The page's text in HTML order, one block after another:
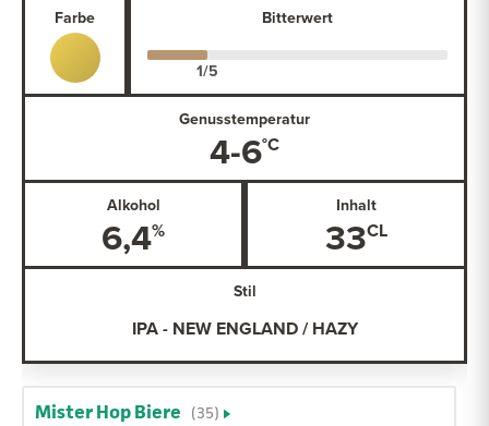
Farbe Bitterwert
Genusstemperatur
4-6
Alkohol
6,4
Inhalt
33
Stil
IPA - NEW ENGLAND / HAZY
Mister Hop Biere (35)